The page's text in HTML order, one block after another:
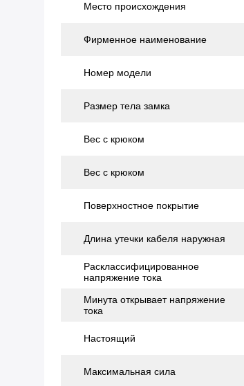
Место происхождения
Фирменное наименование
Номер модели
Размер тела замка
Вес с крюком
Вес с крюком
Поверхностное покрытие
Длина утечки кабеля наружная
Расклассифицированное
напряжение тока
Минута открывает напряжение
тока
Настоящий
Максимальная сила